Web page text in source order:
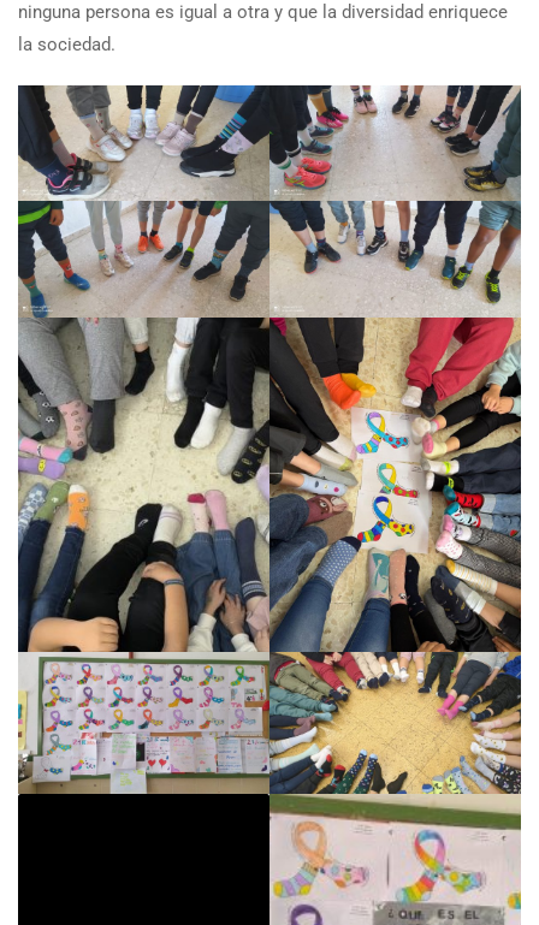
ninguna persona es igual a otra y que la diversidad enriquece
la sociedad.